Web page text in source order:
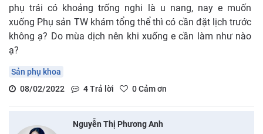
phụ trái có khoảng trống nghi là u nang, nay e muốn
xuống Phụ sản TW khám tổng thể thì có cần đặt lịch trước
không ạ? Do mùa dịch nên khi xuống e cần làm như nào
ạ?
Sản phụ khoa
08/02/2022
4Trả lời 0Cảm ơn
Nguyễn Thị Phương Anh